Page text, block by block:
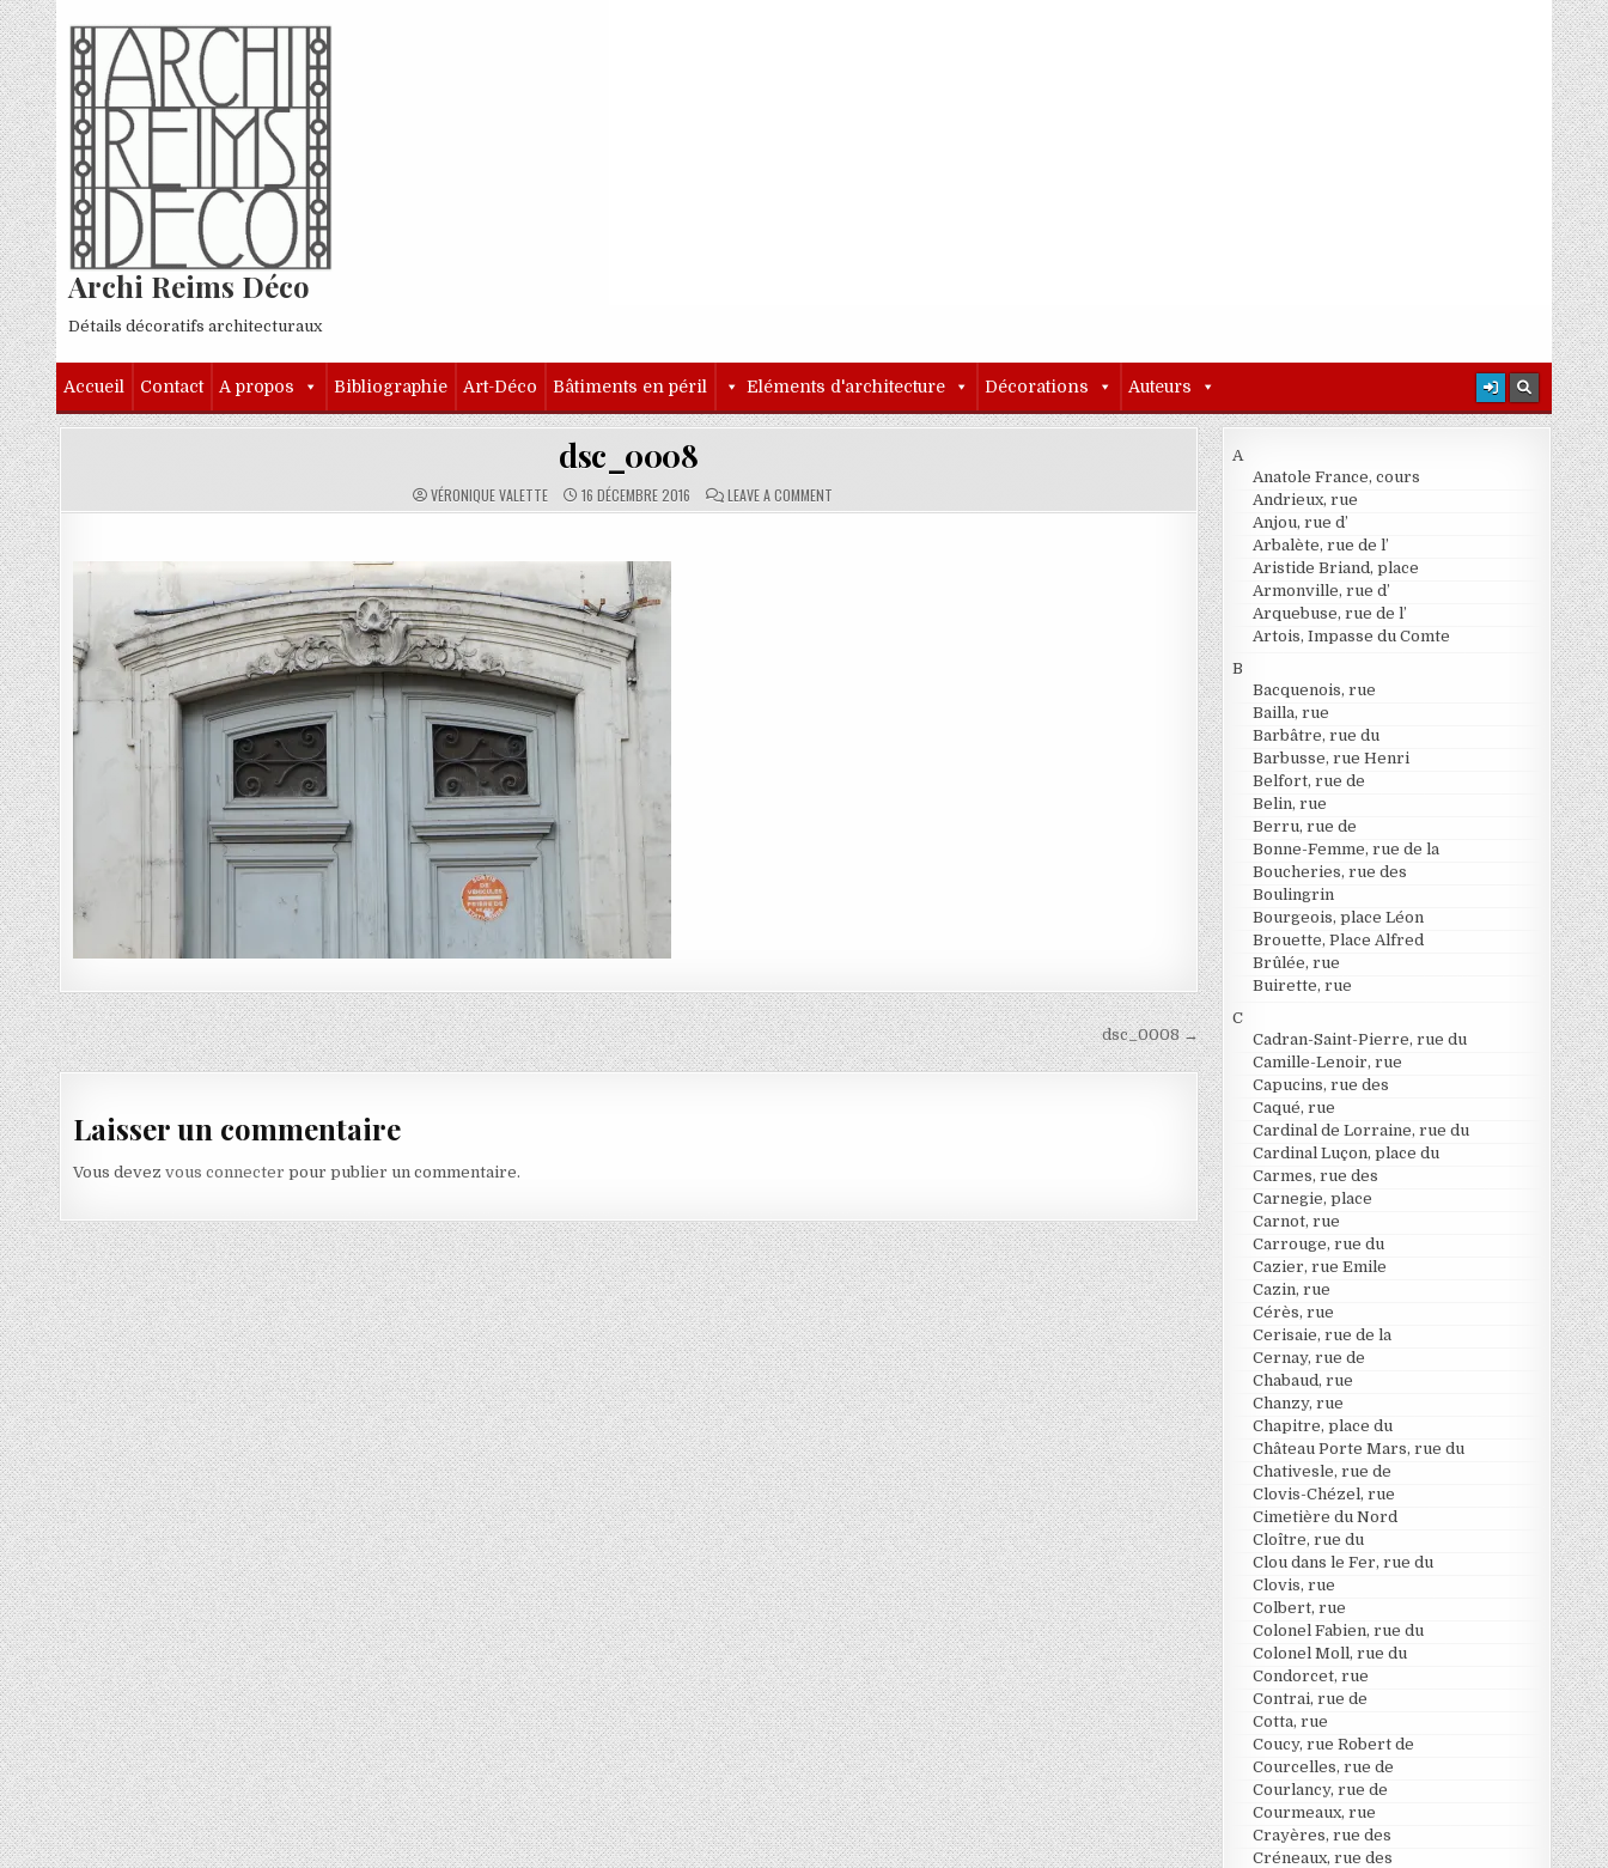
Skip to content
Archi Reims Déco
Détails décoratifs architecturaux
Accueil Contact A propos Bibliographie Art-Déco Bâtiments en péril Eléments d'architecture Décorations Auteurs
dsc_0008
AUTHOR:
VÉRONIQUE VALETTE PUBLISHED DATE:
16 DÉCEMBRE 2016 COMMENTS:
LEAVE A COMMENTON DSC_0008
Navigation de l’article dsc_0008 →
Laisser un commentaire
Vous devezvous connecter pour publier un commentaire.
A
Anatole France, cours
Andrieux, rue
Anjou, rue d’
Arbalète, rue de l’
Aristide Briand, place
Armonville, rue d’
Arquebuse, rue de l’
Artois, Impasse du Comte
B
Bacquenois, rue
Bailla, rue
Barbâtre, rue du
Barbusse, rue Henri
Belfort, rue de
Belin, rue
Berru, rue de
Bonne-Femme, rue de la
Boucheries, rue des
Boulingrin
Bourgeois, place Léon
Brouette, Place Alfred
Brûlée, rue
Buirette, rue
C
Cadran-Saint-Pierre, rue du
Camille-Lenoir, rue
Capucins, rue des
Caqué, rue
Cardinal de Lorraine, rue du
Cardinal Luçon, place du
Carmes, rue des
Carnegie, place
Carnot, rue
Carrouge, rue du
Cazier, rue Emile
Cazin, rue
Cérès, rue
Cerisaie, rue de la
Cernay, rue de
Chabaud, rue
Chanzy, rue
Chapitre, place du
Château Porte Mars, rue du
Chativesle, rue de
Clovis-Chézel, rue
Cimetière du Nord
Cloître, rue du
Clou dans le Fer, rue du
Clovis, rue
Colbert, rue
Colonel Fabien, rue du
Colonel Moll, rue du
Condorcet, rue
Contrai, rue de
Cotta, rue
Coucy, rue Robert de
Courcelles, rue de
Courlancy, rue de
Courmeaux, rue
Crayères, rue des
Créneaux, rue des